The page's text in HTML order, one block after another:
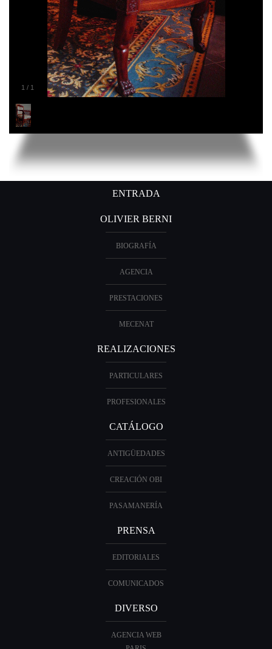
1 / 1
ENTRADA
OLIVIER BERNI
BIOGRAFÍA
AGENCIA
PRESTACIONES
MECENAT
REALIZACIONES
PARTICULARES
PROFESIONALES
CATÁLOGO
ANTIGÜEDADES
CREACIÓN OBI
PASAMANERÍA
PRENSA
EDITORIALES
COMUNICADOS
DIVERSO
AGENCIA WEB